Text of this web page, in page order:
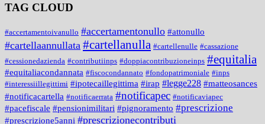
TAG CLOUD
#accertamentoivanullo #accertamentonullo #attonullo
#cartellaannullata #cartellanulla #cartellenulle #cassazione
#cessionedazienda #contributiinps #doppiacontribuzioneinps #equitalia
#equitaliacondannata #fiscocondannato #fondopatrimoniale #inps
#interessiillegittimi #ipotecaillegittima #irap #legge228 #matteosances
#notificacartella #notificaerrata #notificapec #notificaviapec
#pacefiscale #pensionimilitari #pignoramento #prescrizione
#prescrizione5anni #prescrizionecontributi